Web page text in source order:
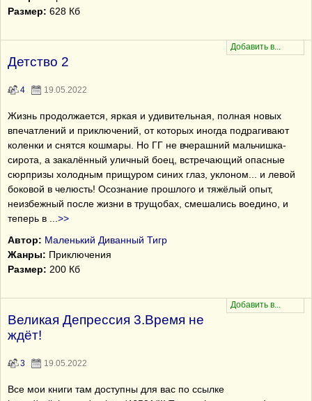
Размер: 628 Кб
Детство 2
4 19.05.2022
Жизнь продолжается, яркая и удивительная, полная новых
впечатлений и приключений, от которых иногда подрагивают
коленки и снятся кошмары. Но ГГ не вчерашний мальчишка-
сирота, а закалённый уличный боец, встречающий опасные
сюрпризы холодным прищуром синих глаз, уклоном... и левой
боковой в челюсть! Осознание прошлого и тяжёлый опыт,
неизбежный после жизни в трущобах, смешались воедино, и
теперь в
>>
Автор: Маленький Диванный Тигр
Жанры: Приключения
Размер: 200 Кб
Великая Депрессия 3.Время не
ждёт!
3 19.05.2022
Все мои книги там доступны для вас по ссылке